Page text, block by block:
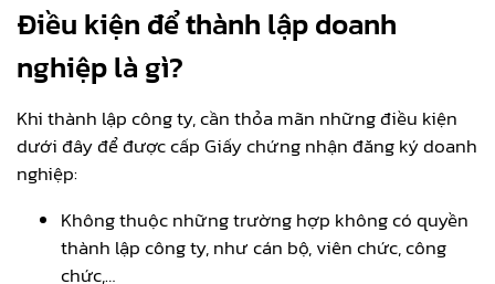
Điều kiện để thành lập doanh
nghiệp là gì?
Khi thành lập công ty, cần thỏa mãn những điều kiện
dưới đây để được cấp Giấy chứng nhận đăng ký doanh
nghiệp:
Không thuộc những trường hợp không có quyền
thành lập công ty, như cán bộ, viên chức, công
chức,…